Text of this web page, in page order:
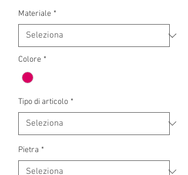
Materiale *
Colore *
Tipo di articolo *
Pietra *